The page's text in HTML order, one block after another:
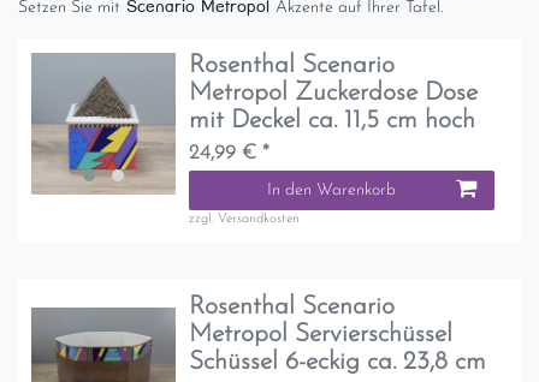
Setzen Sie mit Scenario Metropol Akzente auf Ihrer Tafel.
Rosenthal Scenario
Metropol Zuckerdose Dose
mit Deckel ca. 11,5 cm hoch
24,99 € *
In den Warenkorb
zzgl. Versandkosten
Rosenthal Scenario
Metropol Servierschüssel
Schüssel 6-eckig ca. 23,8 cm